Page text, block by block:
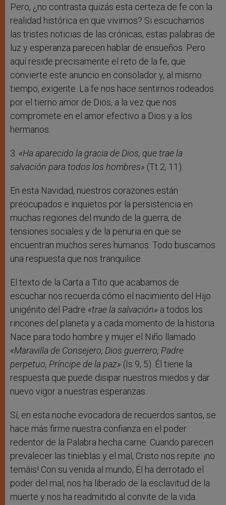
Pero, ¿no contrasta quizás esta certeza de fe con la
realidad histórica en que vivimos? Si escuchamos
las tristes noticias de las crónicas, estas palabras de
luz y esperanza parecen hablar de ensueños. Pero
aquí reside precisamente el reto de la fe, que
convierte este anuncio en consolador y, al mismo
tiempo, exigente. La fe nos hace sentirnos rodeados
por el tierno amor de Dios, a la vez que nos
compromete en el amor efectivo a Dios y a los
hermanos.
3. «Ha aparecido la gracia de Dios, que trae la
salvación para todos los hombres» (Tt 2, 11).
En esta Navidad, nuestros corazones están
preocupados e inquietos por la persistencia en
muchas regiones del mundo de la guerra, de
tensiones sociales y de la penuria en que se
encuentran muchos seres humanos. Todo buscamos
una respuesta que nos tranquilice.
El texto de la Carta a Tito que acabamos de
escuchar nos recuerda cómo el nacimiento del Hijo
unigénito del Padre «trae la salvación» a todos los
rincones del planeta y a cada momento de la historia.
Nace para todo hombre y mujer el Niño llamado
«Maravilla de Consejero, Dios guerrero, Padre
perpetuo, Príncipe de la paz» (Is 9, 5). Él tiene la
respuesta que puede disipar nuestros miedos y dar
nuevo vigor a nuestras esperanzas.
Sí, en esta noche evocadora de recuerdos santos, se
hace más firme nuestra confianza en el poder
redentor de la Palabra hecha carne. Cuando parecen
prevalecer las tinieblas y el mal, Cristo nos repite: ¡no
temáis! Con su venida al mundo, Él ha derrotado el
poder del mal, nos ha liberado de la esclavitud de la
muerte y nos ha readmitido al convite de la vida.